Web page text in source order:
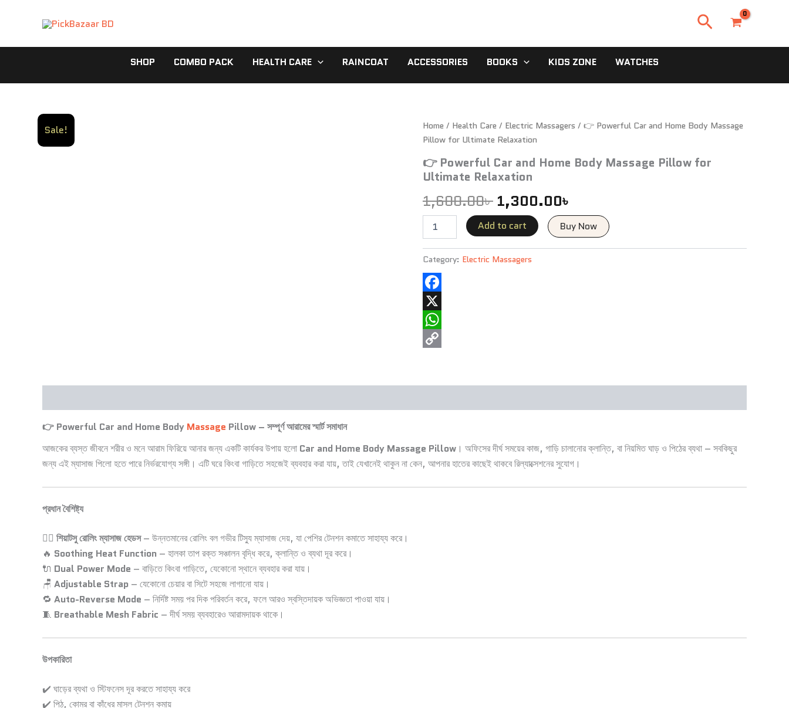
Search
SHOP COMBO PACK HEALTH CARE RAINCOAT ACCESSORIES BOOKS KIDS ZONE WATCHES
Sale! Home / Health Care / Electric Massagers / 👉 Powerful Car and Home Body Massage
Pillow for Ultimate Relaxation
👉 Powerful Car and Home Body Massage Pillow for
Ultimate Relaxation
1,600.00৳
Original
was:
1,600.00৳ .
1,300.00৳
Current
price
👉
Powerful
and
Home
Body
Massage
Pillow
for
Ultimate
Relaxation
Add to cart Buy Now
Category: Electric Massagers
Facebook
X
WhatsApp
👉 Powerful Car and Home Body Massage Pillow – সম্পূর্ণ আরামের স্মার্ট সমাধান
আজকের ব্যস্ত জীবনে শরীর ও মনে আরাম ফিরিয়ে আনার জন্য একটি কার্যকর উপায় হলো Car and Home Body Massage Pillow । অফিসের দীর্ঘ সময়ের কাজ, গাড়ি চালানোর ক্লান্তি, বা নিয়মিত ঘাড় ও পিঠের ব্যথা – সবকিছুর
জন্য এই ম্যাসাজ পিলো হতে পারে নির্ভরযোগ্য সঙ্গী। এটি ঘরে কিংবা গাড়িতে সহজেই ব্যবহার করা যায়, তাই যেখানেই থাকুন না কেন, আপনার হাতের কাছেই থাকবে রিল্যাক্সেশনের সুযোগ।
প্রধান বৈশিষ্ট্য
💆‍♂️ শিয়াটসু রোলিং ম্যাসাজ হেডস– উন্নতমানের রোলিং বল গভীর টিস্যু ম্যাসাজ দেয়, যা পেশির টেনশন কমাতে সাহায্য করে।
🔥 Soothing Heat Function – হালকা তাপ রক্ত সঞ্চালন বৃদ্ধি করে, ক্লান্তি ও ব্যথা দূর করে।
🔌 Dual Power Mode – বাড়িতে কিংবা গাড়িতে, যেকোনো স্থানে ব্যবহার করা যায়।
🪑 Adjustable Strap – যেকোনো চেয়ার বা সিটে সহজে লাগানো যায়।
🔁 Auto-Reverse Mode – নির্দিষ্ট সময় পর দিক পরিবর্তন করে, ফলে আরও স্বস্তিদায়ক অভিজ্ঞতা পাওয়া যায়।
🧵 Breathable Mesh Fabric – দীর্ঘ সময় ব্যবহারেও আরামদায়ক থাকে।
উপকারিতা
✔️ ঘাড়ের ব্যথা ও স্টিফনেস দূর করতে সাহায্য করে
✔️ পিঠ, কোমর বা কাঁধের মাসল টেনশন কমায়